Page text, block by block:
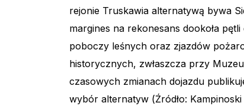
rejonie Truskawia alternatywą bywa
margines na rekonesans dookoła
poboczy leśnych oraz zjazdów
historycznych, zwłaszcza przy
czasowych zmianach dojazdu
wybór alternatyw (Źródło: